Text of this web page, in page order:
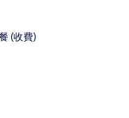
(收費)